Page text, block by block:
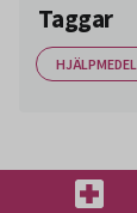
Taggar
HJÄLPMEDEL